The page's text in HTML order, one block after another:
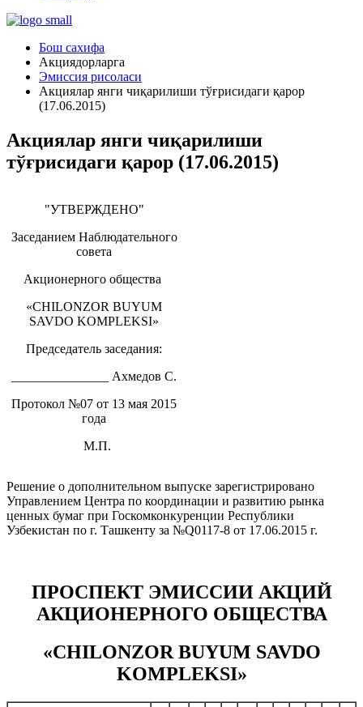
Бош сахифа
Акциядорларга
Эмиссия рисоласи
Акциялар янги чиқарилиши тўғрисидаги қарор
(17.06.2015)
Акциялар янги чиқарилиши
тўғрисидаги қарор (17.06.2015)
"УТВЕРЖДЕНО"
Заседанием Наблюдательного
совета
Акционерного общества
«CHILONZOR BUYUM
SAVDO KOMPLEKSI»
Председатель заседания:
_______________ Ахмедов С.
Протокол №07 от 13 мая 2015
года
М.П.
Решение о дополнительном выпуске зарегистрировано
Управлением Центра по координации и развитию рынка
ценных бумаг при Госкомконкуренции Республики
Узбекистан по г. Ташкенту за №Q0117-8 от 17.06.2015 г.
ПРОСПЕКТ ЭМИССИИ АКЦИЙ
АКЦИОНЕРНОГО ОБЩЕСТВА
«CHILONZOR BUYUM SAVDO
KOMPLEKSI»